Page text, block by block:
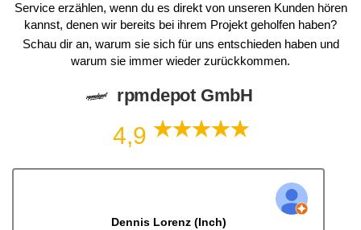
Service erzählen, wenn du es direkt von unseren Kunden hören
kannst, denen wir bereits bei ihrem Projekt geholfen haben?
Schau dir an, warum sie sich für uns entschieden haben und
warum sie immer wieder zurückkommen.
rpmdepot GmbH
4,9
Dennis Lorenz (Inch)